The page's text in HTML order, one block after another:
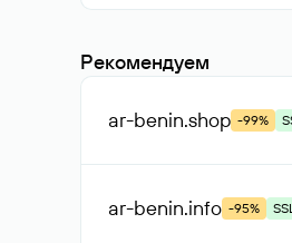
Рекомендуем
ar-benin.shop -99%
ar-benin.info -95%